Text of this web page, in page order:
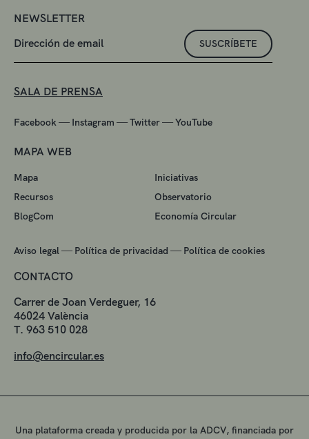
NEWSLETTER
SUSCRÍBETE
SALA DE PRENSA
Facebook — Instagram —Twitter—YouTube
MAPA WEB
Mapa
Iniciativas
Recursos
Observatorio
BlogCom
Economía Circular
Aviso legal — Política de privacidad — Política de cookies
CONTACTO
Carrer de Joan Verdeguer, 16
46024 València
T. 963 510 028
info@encircular.es
Una plataforma creada y producida por la ADCV, financiada por